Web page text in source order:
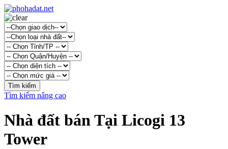
Tìm kiếm nâng cao
Nhà đất bán Tại Licogi 13
Tower